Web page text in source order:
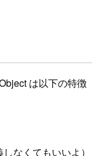
は以下の特徴
なくてもいいよ）